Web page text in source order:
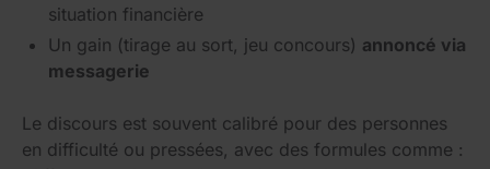
situation financière
Un gain (tirage au sort, jeu concours) annoncé via
messagerie
Le discours est souvent calibré pour des personnes
en difficulté ou pressées, avec des formules comme :